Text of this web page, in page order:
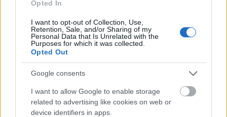
Opted In
I want to opt-out of Collection, Use,
Retention, Sale, and/or Sharing of my
Personal Data that Is Unrelated with the
Purposes for which it was collected.
Opted Out
Google consents
I want to allow Google to enable storage
related to advertising like cookies on web or
device identifiers in apps.
Kíváncsian várjuk a ceremóniát!